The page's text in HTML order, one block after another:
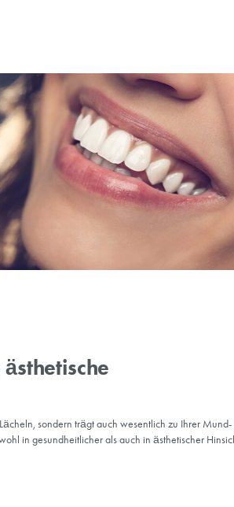
abgebrochene, kariöse oder verfärbte
Das Ergebnis sind natürlich
Zahnfleischs
ein Verfahren zur Korrektur oder
und die Ästhetik Ihres Lächelns.
Restaurationen